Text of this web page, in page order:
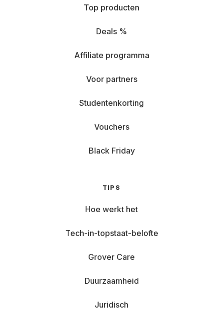
Top producten
Deals %
Affiliate programma
Voor partners
Studentenkorting
Vouchers
Black Friday
TIPS
Hoe werkt het
Tech-in-topstaat-belofte
Grover Care
Duurzaamheid
Juridisch